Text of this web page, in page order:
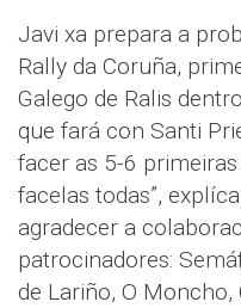
Javi xa prepara a
Rally da Coruña,
Galego de Ralis
que fará con Santi
facer as 5-6
facelas todas”,
agradecer a
patrocinadores:
de Lariño, O